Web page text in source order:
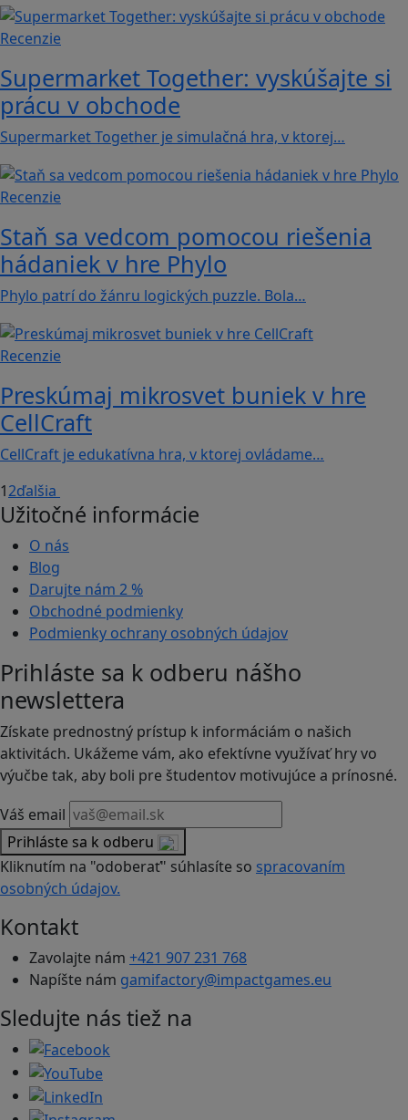
Recenzie
Supermarket Together: vyskúšajte si
prácu v obchode
Supermarket Together je simulačná hra, v ktorej…
Recenzie
Staň sa vedcom pomocou riešenia
hádaniek v hre Phylo
Phylo patrí do žánru logických puzzle. Bola…
Recenzie
Preskúmaj mikrosvet buniek v hre
CellCraft
CellCraft je edukatívna hra, v ktorej ovládame…
12ďalšia
Užitočné informácie
O nás
Blog
Darujte nám 2 %
Obchodné podmienky
Podmienky ochrany osobných údajov
Prihláste sa k odberu nášho
newslettera
Získate prednostný prístup k informáciám o našich
aktivitách. Ukážeme vám, ako efektívne využívať hry vo
výučbe tak, aby boli pre študentov motivujúce a prínosné.
Váš email
Prihláste sa k odberu
Kliknutím na "odoberať" súhlasíte so spracovaním
osobných údajov.
Kontakt
Zavolajte nám +421 907 231 768
Napíšte nám gamifactory@impactgames.eu
Sledujte nás tiež na